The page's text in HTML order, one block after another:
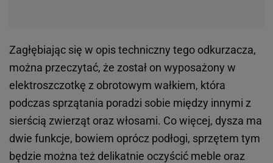
Zagłębiając się w opis techniczny tego odkurzacza,
można przeczytać, że został on wyposażony w
elektroszczotkę z obrotowym wałkiem, która
podczas sprzątania poradzi sobie między innymi z
sierścią zwierząt oraz włosami. Co więcej, dysza ma
dwie funkcje, bowiem oprócz podłogi, sprzętem tym
będzie można też delikatnie oczyścić meble oraz